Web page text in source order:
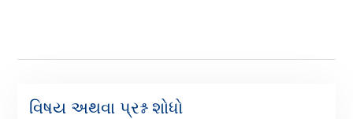
વિષય અથવા પ્રશ્ન શોધો